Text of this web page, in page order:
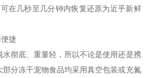
在几秒至几分钟内恢复还原为近乎新鲜
捷
彻底、重量轻，所以不论是使用还是携
分冻干宠物食品均采用真空包装或充氮